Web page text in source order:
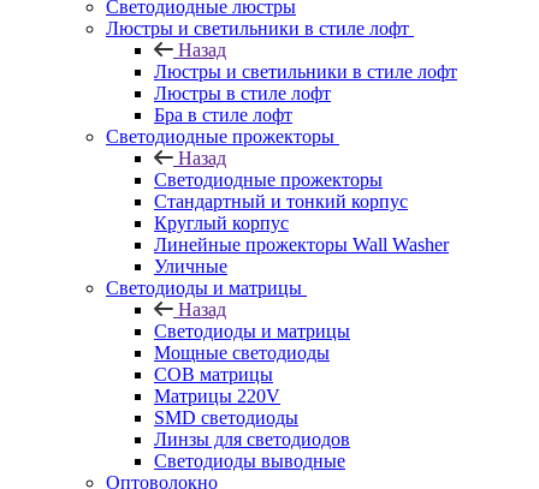
Светодиодные люстры
Люстры и светильники в стиле лофт
Назад
Люстры и светильники в стиле лофт
Люстры в стиле лофт
Бра в стиле лофт
Светодиодные прожекторы
Назад
Светодиодные прожекторы
Стандартный и тонкий корпус
Круглый корпус
Линейные прожекторы Wall Washer
Уличные
Светодиоды и матрицы
Назад
Светодиоды и матрицы
Мощные светодиоды
COB матрицы
Матрицы 220V
SMD светодиоды
Линзы для светодиодов
Светодиоды выводные
Оптоволокно